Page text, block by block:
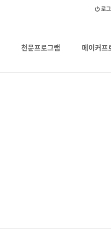
로
천문프로그램 메이커프